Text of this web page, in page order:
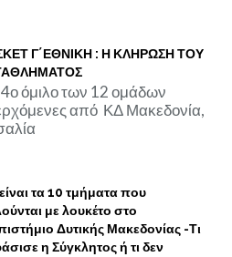
Γ΄ΕΘΝΙΚΗ : Η ΚΛΗΡΩΣΗ ΤΟΥ
όμιλο των 12 ομάδων
από ΚΔ Μακεδονία,
τα 10 τμήματα που
με λουκέτο στο
Δυτικής Μακεδονίας -Τι
η Σύγκλητος ή τι δεν